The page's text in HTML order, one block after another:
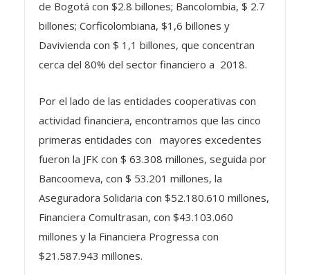
billones; Corficolombiana, $1,6 billones y
Davivienda con $ 1,1 billones, que concentran
cerca del 80% del sector financiero a 2018.
actividad financiera, encontramos que las cinco
primeras entidades con mayores excedentes
fueron la JFK con $ 63.308 millones, seguida por
Bancoomeva, con $ 53.201 millones, la
Aseguradora Solidaria con $52.180.610 millones,
Financiera Comultrasan, con $43.103.060
millones y la Financiera Progressa con
$21.587.943 millones.